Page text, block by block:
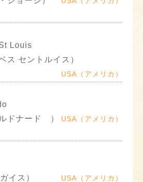
Louis
ス セントルイス）
USA（アメリカ）
ドナード ）
USA（アメリカ）
イス）
USA（アメリカ）